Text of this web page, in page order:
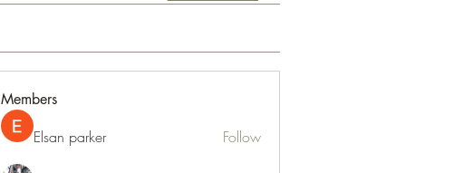
Members
Elsan parker Follow